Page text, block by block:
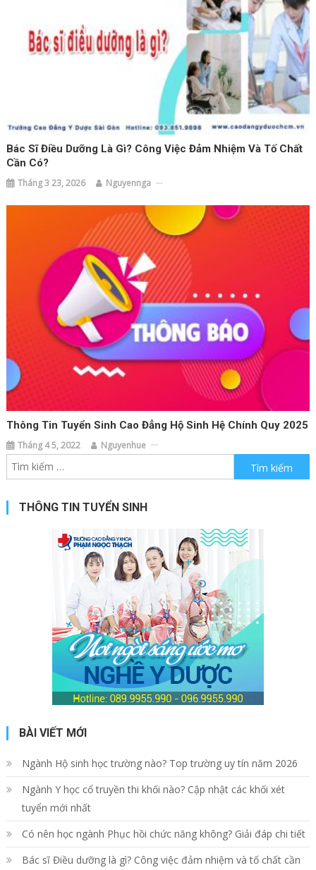
Bác Sĩ Điều Dưỡng Là Gì? Công Việc Đảm Nhiệm Và Tố Chất
Cần Có?
Tháng 3 23, 2026 Nguyennga
Thông Tin Tuyển Sinh Cao Đẳng Hộ Sinh Hệ Chính Quy 2025
Tháng 4 5, 2022 Nguyenhue
Tìm kiếm cho:
THÔNG TIN TUYỂN SINH
BÀI VIẾT MỚI
Ngành Hộ sinh học trường nào? Top trường uy tín năm 2026
Ngành Y học cổ truyền thi khối nào? Cập nhật các khối xét
tuyển mới nhất
Có nên học ngành Phục hồi chức năng không? Giải đáp chi tiết
Bác sĩ Điều dưỡng là gì? Công việc đảm nhiệm và tố chất cần